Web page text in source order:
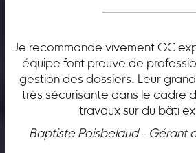
Je recommande vivement GC
équipe font preuve de
gestion des dossiers. Leur
très sécurisante dans le cadre
travaux sur du bâti
Baptiste Poisbelaud - Gérant